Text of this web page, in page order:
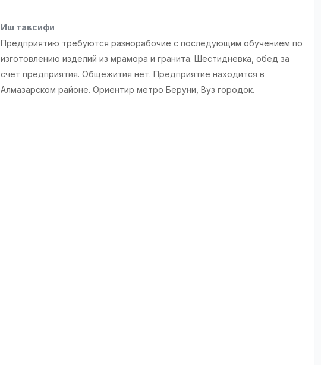
Иш тавсифи
Предприятию требуются разнорабочие с последующим обучением по
изготовлению изделий из мрамора и гранита. Шестидневка, обед за
счет предприятия. Общежития нет. Предприятие находится в
Алмазарском районе. Ориентир метро Беруни, Вуз городок.